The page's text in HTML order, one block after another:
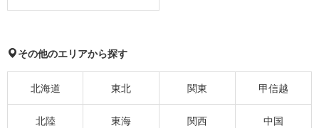
その他のエリアから探す
北海道 東北 関東 甲信越
北陸 東海 関西 中国